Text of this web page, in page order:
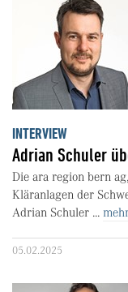
INTERVIEW
Adrian Schuler
Die ara region bern
Kläranlagen der
Adrian Schuler ...
05.02.2025